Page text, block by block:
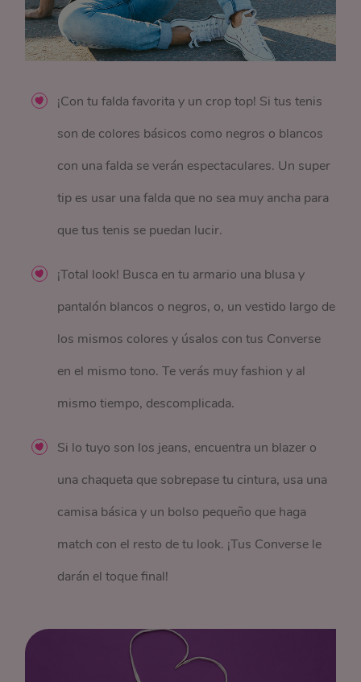
¡Con tu falda favorita y un crop top! Si tus tenis
son de colores básicos como negros o blancos
con una falda se verán espectaculares. Un super
tip es usar una falda que no sea muy ancha para
que tus tenis se puedan lucir.
¡Total look! Busca en tu armario una blusa y
pantalón blancos o negros, o, un vestido largo de
los mismos colores y úsalos con tus Converse
en el mismo tono. Te verás muy fashion y al
mismo tiempo, descomplicada.
Si lo tuyo son los jeans, encuentra un blazer o
una chaqueta que sobrepase tu cintura, usa una
camisa básica y un bolso pequeño que haga
match con el resto de tu look. ¡Tus Converse le
darán el toque final!